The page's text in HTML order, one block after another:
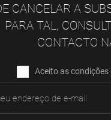
CANCELAR A
PARA TAL,
CONTACTO
Aceito as